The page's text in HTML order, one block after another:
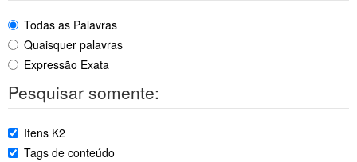
Todas as Palavras
Quaisquer palavras
Expressão Exata
Pesquisar somente:
Itens K2
Tags de conteúdo